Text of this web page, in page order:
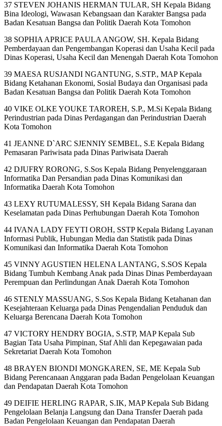
37 STEVEN JOHANIS HERMAN TULAR, SH Kepala Bidang
Bina Ideologi, Wawasan Kebangsaan dan Karakter Bangsa pada
Badan Kesatuan Bangsa dan Politik Daerah Kota Tomohon
38 SOPHIA APRICE PAULA ANGOW, SH. Kepala Bidang
Pemberdayaan dan Pengembangan Koperasi dan Usaha Kecil pada
Dinas Koperasi, Usaha Kecil dan Menengah Daerah Kota Tomohon
39 MAESA RUSJANDI NGANTUNG, S.STP., MAP Kepala
Bidang Ketahanan Ekonomi, Sosial Budaya dan Organisasi pada
Badan Kesatuan Bangsa dan Politik Daerah Kota Tomohon
40 VIKE OLKE YOUKE TAROREH, S.P., M.Si Kepala Bidang
Perindustrian pada Dinas Perdagangan dan Perindustrian Daerah
Kota Tomohon
41 JEANNE D`ARC SJENNIY SEMBEL, S.E Kepala Bidang
Pemasaran Pariwisata pada Dinas Pariwisata Daerah
42 DJUFRY RORONG, S.Sos Kepala Bidang Penyelenggaraan
Informatika Dan Persandian pada Dinas Komunikasi dan
Informatika Daerah Kota Tomohon
43 LEXY RUTUMALESSY, SH Kepala Bidang Sarana dan
Keselamatan pada Dinas Perhubungan Daerah Kota Tomohon
44 IVANA LADY FEYTI OROH, SSTP Kepala Bidang Layanan
Informasi Publik, Hubungan Media dan Statistik pada Dinas
Komunikasi dan Informatika Daerah Kota Tomohon
45 VINNY AGUSTIEN HELENA LANTANG, S.SOS Kepala
Bidang Tumbuh Kembang Anak pada Dinas Dinas Pemberdayaan
Perempuan dan Perlindungan Anak Daerah Kota Tomohon
46 STENLY MASSUANG, S.Sos Kepala Bidang Ketahanan dan
Kesejahteraan Keluarga pada Dinas Pengendalian Penduduk dan
Keluarga Berencana Daerah Kota Tomohon
47 VICTORY HENDRY BOGIA, S.STP, MAP Kepala Sub
Bagian Tata Usaha Pimpinan, Staf Ahli dan Kepegawaian pada
Sekretariat Daerah Kota Tomohon
48 BRAYEN BIONDI MONGKAREN, SE, ME Kepala Sub
Bidang Perencanaan Anggaran pada Badan Pengelolaan Keuangan
dan Pendapatan Daerah Kota Tomohon
49 DEIFIE HERLING RAPAR, S.IK, MAP Kepala Sub Bidang
Pengelolaan Belanja Langsung dan Dana Transfer Daerah pada
Badan Pengelolaan Keuangan dan Pendapatan Daerah